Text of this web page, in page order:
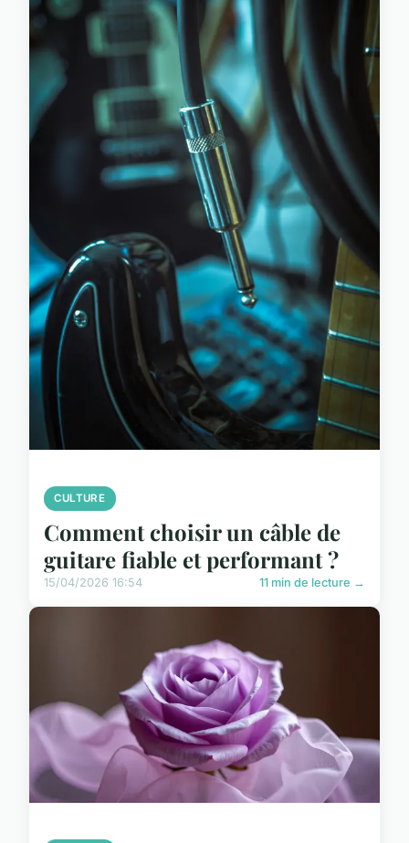
CULTURE
Comment choisir un câble de
guitare fiable et performant ?
15/04/2026 16:54 11 min de lecture →